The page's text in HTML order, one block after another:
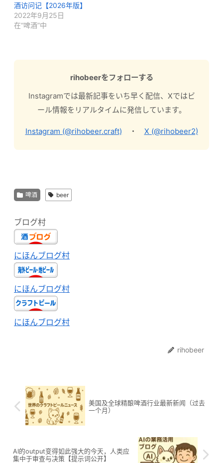
酒访问记【2026年版】
2022年9月25日
在“啤酒”中
rihobeerをフォローする
Instagramでは最新記事をいち早く配信、Xではビ
ール情報をリアルタイムに発信しています。
Instagram (@rihobeer.craft) ・ X (@rihobeer2)
啤酒 beer
ブログ村
にほんブログ村
にほんブログ村
にほんブログ村
rihobeer
美国及全球精酿啤酒行业最新新闻（过去
一个月）
AI的output变得如此强大的今天，人类应
集中于审查与决策【提示词公开】